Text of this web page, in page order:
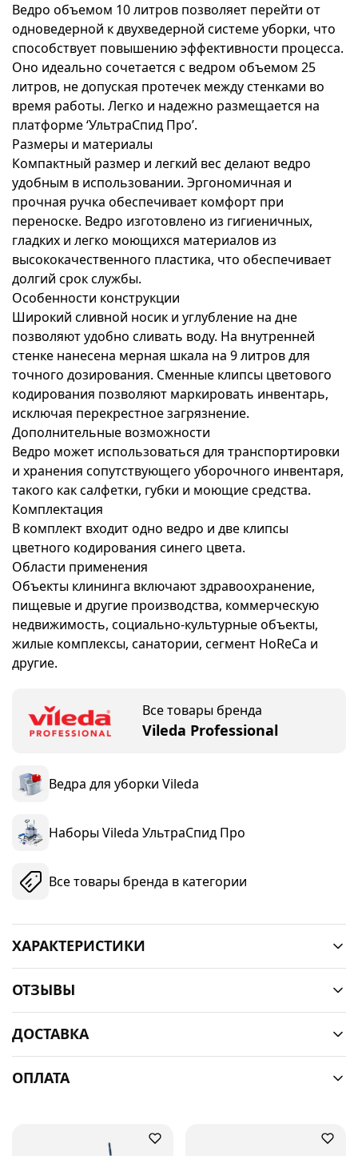
Ведро объемом 10 литров позволяет перейти от
одноведерной к двухведерной системе уборки, что
способствует повышению эффективности процесса.
Оно идеально сочетается с ведром объемом 25
литров, не допуская протечек между стенками во
время работы. Легко и надежно размещается на
платформе ‘УльтраСпид Про’.
Размеры и материалы
Компактный размер и легкий вес делают ведро
удобным в использовании. Эргономичная и
прочная ручка обеспечивает комфорт при
переноске. Ведро изготовлено из гигиеничных,
гладких и легко моющихся материалов из
высококачественного пластика, что обеспечивает
долгий срок службы.
Особенности конструкции
Широкий сливной носик и углубление на дне
позволяют удобно сливать воду. На внутренней
стенке нанесена мерная шкала на 9 литров для
точного дозирования. Сменные клипсы цветового
кодирования позволяют маркировать инвентарь,
исключая перекрестное загрязнение.
Дополнительные возможности
Ведро может использоваться для транспортировки
и хранения сопутствующего уборочного инвентаря,
такого как салфетки, губки и моющие средства.
Комплектация
В комплект входит одно ведро и две клипсы
цветного кодирования синего цвета.
Области применения
Объекты клининга включают здравоохранение,
пищевые и другие производства, коммерческую
недвижимость, социально-культурные объекты,
жилые комплексы, санатории, сегмент HoReCa и
другие.
Все товары бренда
Vileda Professional
Ведра для уборки Vileda
Наборы Vileda УльтраСпид Про
Все товары бренда в категории
ХАРАКТЕРИСТИКИ
ОТЗЫВЫ
ДОСТАВКА
ОПЛАТА